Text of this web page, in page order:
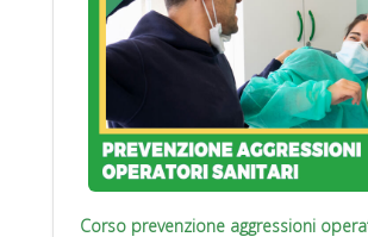
Corso prevenzione aggressioni